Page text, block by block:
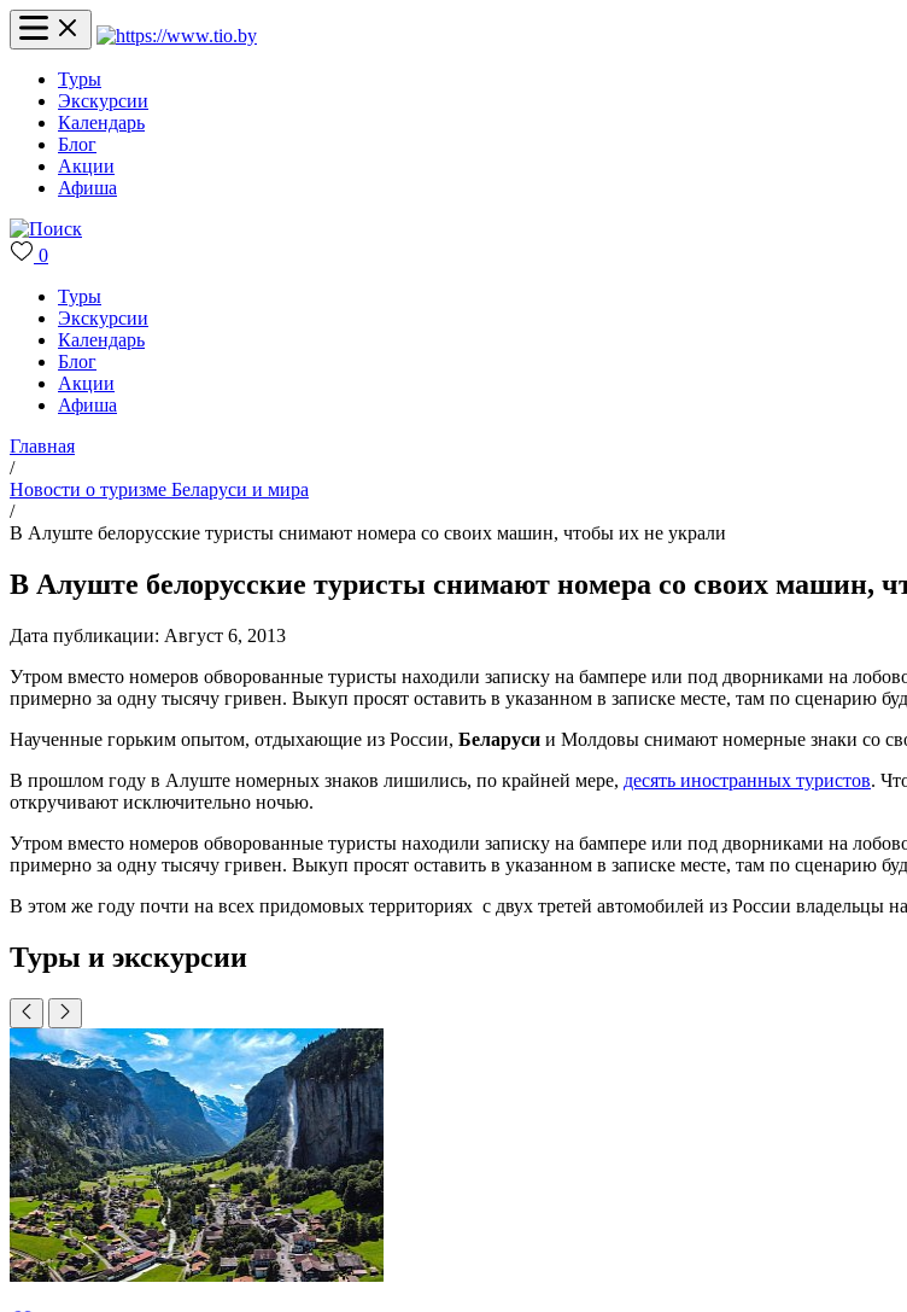
Туры
Экскурсии
Календарь
Блог
Акции
Афиша
0
Туры
Экскурсии
Календарь
Блог
Акции
Афиша
Главная
/
Новости о туризме Беларуси и мира
/
В Алуште белорусские туристы снимают номера со своих машин, чтобы их не украли
В Алуште белорусские туристы снимают номера со своих машин,
Дата публикации: Август 6, 2013
Утром вместо номеров обворованные туристы находили записку на бампере или под дворниками на
примерно за одну тысячу гривен. Выкуп просят оставить в указанном в записке месте, там по сценарию
Наученные горьким опытом, отдыхающие из России, Беларуси и Молдовы снимают номерные знаки со
В прошлом году в Алуште номерных знаков лишились, по крайней мере, десять иностранных туристов.
откручивают исключительно ночью.
Утром вместо номеров обворованные туристы находили записку на бампере или под дворниками на
примерно за одну тысячу гривен. Выкуп просят оставить в указанном в записке месте, там по сценарию
В этом же году почти на всех придомовых территориях с двух третей автомобилей из России владельцы
Туры и экскурсии